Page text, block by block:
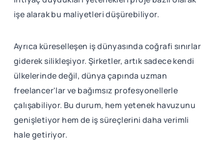
işe alarak bu maliyetleri düşürebiliyor.
Ayrıca küreselleşen iş dünyasında coğrafi sınırlar
giderek silikleşiyor. Şirketler, artık sadece kendi
ülkelerinde değil, dünya çapında uzman
freelancer'lar ve bağımsız profesyonellerle
çalışabiliyor. Bu durum, hem yetenek havuzunu
genişletiyor hem de iş süreçlerini daha verimli
hale getiriyor.